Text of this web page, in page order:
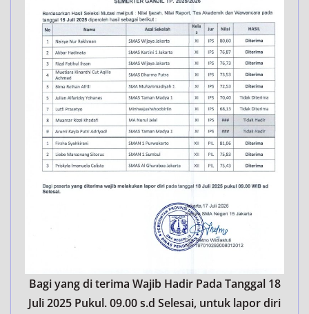
Bagi yang di terima Wajib Hadir Pada Tanggal 18
Juli 2025 Pukul. 09.00 s.d Selesai, untuk lapor diri